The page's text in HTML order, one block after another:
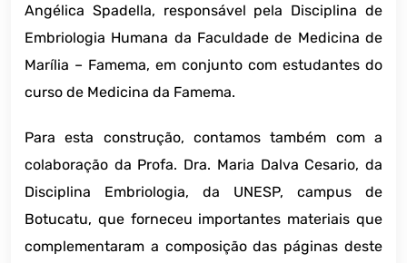
Angélica Spadella, responsável pela Disciplina de
Embriologia Humana da Faculdade de Medicina de
Marília – Famema, em conjunto com estudantes do
curso de Medicina da Famema.
Para esta construção, contamos também com a
colaboração da Profa. Dra. Maria Dalva Cesario, da
Disciplina Embriologia, da UNESP, campus de
Botucatu, que forneceu importantes materiais que
complementaram a composição das páginas deste